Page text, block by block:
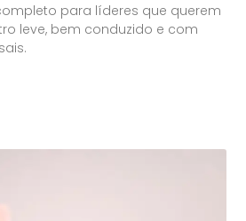
para líderes que querem
leve, bem conduzido e com